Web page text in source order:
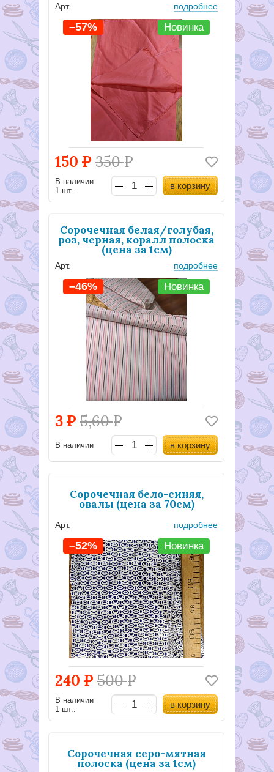
Арт. подробнее
Новинка
150 Р 350Р
–57%
В наличии
1 шт..
в корзину
Сорочечная белая/голубая,
роз, черная, коралл полоска
(цена за 1см)
Арт. подробнее
Новинка
3Р 5,60Р
–46%
В наличии в корзину
Сорочечная бело-синяя,
овалы (цена за 70см)
Арт. подробнее
Новинка
240 Р 500Р
–52%
В наличии
1 шт..
в корзину
Сорочечная серо-мятная
полоска (цена за 1см)